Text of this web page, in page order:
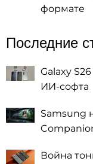
формате
Последние
Galaxy
ИИ-софта
Samsung
Война